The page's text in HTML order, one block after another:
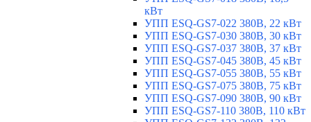
кВт
УПП ESQ-GS7-022 380В, 22 кВт
УПП ESQ-GS7-030 380В, 30 кВт
УПП ESQ-GS7-037 380В, 37 кВт
УПП ESQ-GS7-045 380В, 45 кВт
УПП ESQ-GS7-055 380В, 55 кВт
УПП ESQ-GS7-075 380В, 75 кВт
УПП ESQ-GS7-090 380В, 90 кВт
УПП ESQ-GS7-110 380В, 110 кВт